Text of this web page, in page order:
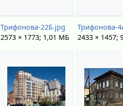
Трифонова-22Б.jpg
2573 × 1773; 1,01 МБ
Трифонова-
2433 × 1457;